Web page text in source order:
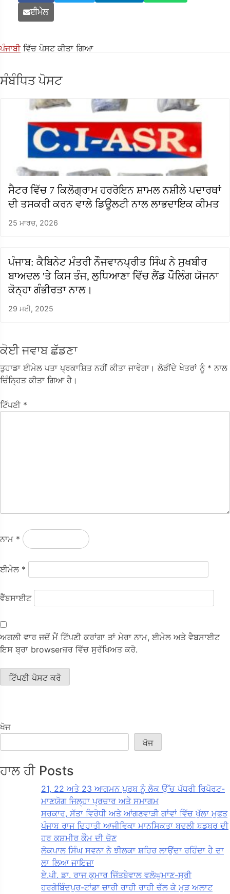
ਈਮੇਲ
ਪੰਜਾਬੀਵਿੱਚ ਪੋਸਟ ਕੀਤਾ ਗਿਆ
ਸੰਬੰਧਿਤ ਪੋਸਟ
ਸੈਟਰ ਵਿੱਚ 7 ​​ਕਿਲੋਗ੍ਰਾਮ ਹਰਰੋਇਨ ਸ਼ਾਮਲ ਨਸ਼ੀਲੇ ਪਦਾਰਥਾਂ
ਦੀ ਤਸਕਰੀ ਕਰਨ ਵਾਲੇ ਡਿਊਲਟੀ ਨਾਲ ਲਾਭਦਾਇਕ ਕੀਮਤ
25 ਮਾਰਚ, 2026
ਪੰਜਾਬ: ਕੈਬਿਨੇਟ ਮੰਤਰੀ ਨੌਜਵਾਨਪ੍ਰੀਤ ਸਿੰਘ ਨੇ ਸੁਖਬੀਰ
ਬਾਅਦਲ 'ਤੇ ਕਿਸ ਤੰਜ, ਲੁਧਿਆਣਾ ਵਿੱਚ ਲੈਂਡ ਪੌਲਿੰਗ ਯੋਜਨਾ
ਕੋਨ੍ਹਾ ਗੰਭੀਰਤਾ ਨਾਲ।
29 ਮਈ, 2025
ਕੋਈ ਜਵਾਬ ਛੱਡਣਾ
ਤੁਹਾਡਾ ਈਮੇਲ ਪਤਾ ਪ੍ਰਕਾਸ਼ਿਤ ਨਹੀਂ ਕੀਤਾ ਜਾਵੇਗਾ। ਲੋੜੀਂਦੇ ਖੇਤਰਾਂ ਨੂੰ * ਨਾਲ
ਚਿੰਨ੍ਹਿਤ ਕੀਤਾ ਗਿਆ ਹੈ।
ਟਿੱਪਣੀ *
ਨਾਮ *
ਈਮੇਲ *
ਵੈੱਬਸਾਈਟ
ਅਗਲੀ ਵਾਰ ਜਦੋਂ ਮੈਂ ਟਿੱਪਣੀ ਕਰਾਂਗਾ ਤਾਂ ਮੇਰਾ ਨਾਮ, ਈਮੇਲ ਅਤੇ ਵੈਬਸਾਈਟ
ਇਸ ਬ੍ਰਾ browserਜ਼ਰ ਵਿੱਚ ਸੁਰੱਖਿਅਤ ਕਰੋ.
ਖੋਜ
ਖੋਜ
ਹਾਲ ਹੀ Posts
21, 22 ਅਤੇ 23 ਆਗਮਨ ਪੁਰਬ ਨੂੰ ਲੋਕ ਉੱਚ ਪੱਧਰੀ ਰਿਪੋਰਟ-
ਮਾਣਯੋਗ ਜਿਲ੍ਹਾ ਪ੍ਰਚਾਰ ਅਤੇ ਸਮਾਗਮ
ਸਰਕਾਰ, ਸੱਤਾ ਵਿਰੋਧੀ ਅਤੇ ਆਂਗਣਵਾੜੀ ਗਾਂਵਾਂ ਵਿੱਚ ਖੁੱਲਾ ਮੁਫਤ
ਪੰਜਾਬ ਰਾਜ ਦਿਹਾਤੀ ਆਜੀਵਿਕਾ ਮਾਨਸਿਕਤਾ ਬਦਲੀ ਬਡਬਰ ਦੀ
ਹਰ ਕਸ਼ਮੀਰ ਕੌਮ ਦੀ ਚੋਣ
ਲੋਕਪਾਲ ਸਿੰਘ ਸਵਨਾ ਨੇ ਝੀਲਕਾ ਸ਼ਹਿਰ ਲਾਉਂਦਾ ਰਹਿੰਦਾ ਹੈ ਦਾ
ਲਾ ਲਿਆ ਜਾਇਜ਼ਾ
ਏ.ਪੀ. ਡਾ. ਰਾਜ ਕੁਮਾਰ ਜਿੱਤਬੇਵਾਲ ਵਲੋਘੁਮਾਣ-ਸ੍ਰੀ
ਹਰਗੋਬਿੰਦਪੁਰ-ਟਾਂਡਾ ਚਾਰੀ ਰਾਹੀ ਰਾਹੀ ਚੱਲ ਕੇ ਮੁੜ ਅਲਾਟ